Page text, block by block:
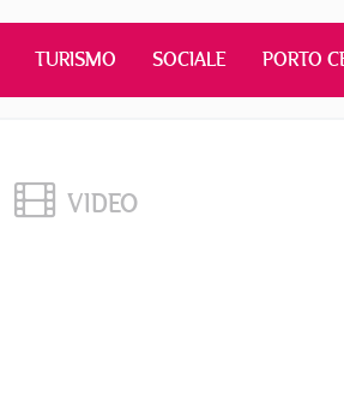
TURISMO SOCIALE PORTO
VIDEO